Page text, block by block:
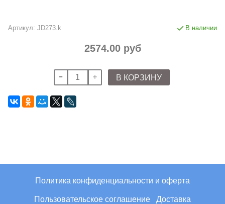
Артикул: JD273.k В наличии
2574.00 руб
В КОРЗИНУ
Политика конфиденциальности и оферта
Пользовательское соглашение Доставка